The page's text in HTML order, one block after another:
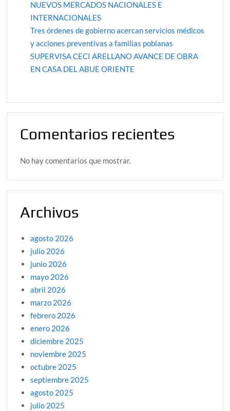
NUEVOS MERCADOS NACIONALES E
INTERNACIONALES
Tres órdenes de gobierno acercan servicios médicos
y acciones preventivas a familias poblanas
SUPERVISA CECI ARELLANO AVANCE DE OBRA
EN CASA DEL ABUE ORIENTE
Comentarios recientes
No hay comentarios que mostrar.
Archivos
agosto 2026
julio 2026
junio 2026
mayo 2026
abril 2026
marzo 2026
febrero 2026
enero 2026
diciembre 2025
noviembre 2025
octubre 2025
septiembre 2025
agosto 2025
julio 2025